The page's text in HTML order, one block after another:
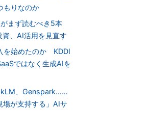
もりなのか
まず読むべき5本
、AI活用を見直す
を始めたのか KDDI
ではなく生成AIを
、Genspark……
が支持する」AIサ